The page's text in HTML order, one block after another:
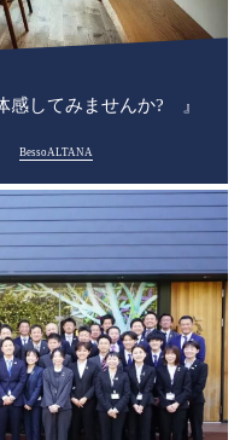
感してみませんか? 』
BessoALTANA